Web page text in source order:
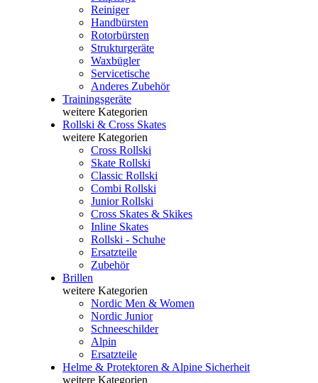
Reiniger
Handbürsten
Rotorbürsten
Strukturgeräte
Waxbügler
Servicetische
Anderes Zubehör
Trainingsgeräte
weitere Kategorien
Rollski & Cross Skates
weitere Kategorien
Cross Rollski
Skate Rollski
Classic Rollski
Combi Rollski
Junior Rollski
Cross Skates & Skikes
Inline Skates
Rollski - Schuhe
Ersatzteile
Zubehör
Brillen
weitere Kategorien
Nordic Men & Women
Nordic Junior
Schneeschilder
Alpin
Ersatzteile
Helme & Protektoren & Alpine Sicherheit
weitere Kategorien